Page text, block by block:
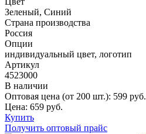
Зеленый, Синий
Страна производства
Россия
Опции
индивидуальный цвет, логотип
Артикул
4523000
В наличии
Оптовая цена (от 200 шт.): 599 руб.
Цена: 659 руб.
Купить
Получить оптовый прайс